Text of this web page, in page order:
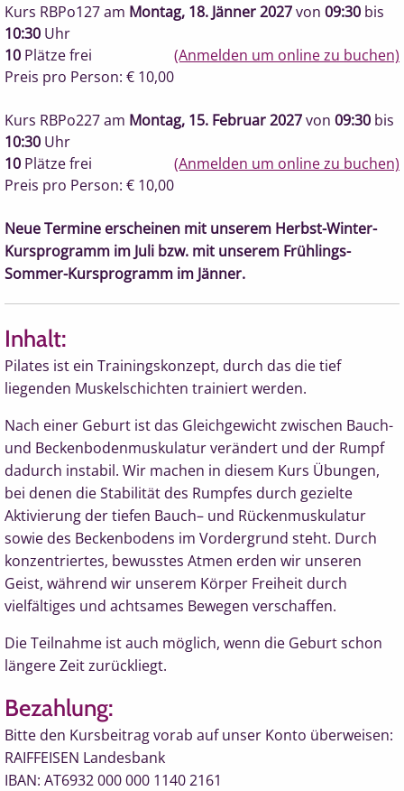
Kurs RBPo127am Montag, 18. Jänner 2027von 09:30 bis
10:30 Uhr
10 Plätze frei
(Anmelden um online zu buchen)
Preis pro Person: € 10,00
Kurs RBPo227am Montag, 15. Februar 2027von 09:30 bis
10:30 Uhr
10 Plätze frei
(Anmelden um online zu buchen)
Preis pro Person: € 10,00
Neue Termine erscheinen mit unserem Herbst-Winter-
Kursprogramm im Juli bzw. mit unserem Frühlings-
Sommer-Kursprogramm im Jänner.
Inhalt:
Pilates ist ein Trainingskonzept, durch das die tief
liegenden Muskelschichten trainiert werden.
Nach einer Geburt ist das Gleichgewicht zwischen Bauch-
und Beckenbodenmuskulatur verändert und der Rumpf
dadurch instabil. Wir machen in diesem Kurs Übungen,
bei denen die Stabilität des Rumpfes durch gezielte
Aktivierung der tiefen Bauch– und Rückenmuskulatur
sowie des Beckenbodens im Vordergrund steht. Durch
konzentriertes, bewusstes Atmen erden wir unseren
Geist, während wir unserem Körper Freiheit durch
vielfältiges und achtsames Bewegen verschaffen.
Die Teilnahme ist auch möglich, wenn die Geburt schon
längere Zeit zurückliegt.
Bezahlung:
Bitte den Kursbeitrag vorab auf unser Konto überweisen:
RAIFFEISEN Landesbank
IBAN: AT6932 000 000 1140 2161